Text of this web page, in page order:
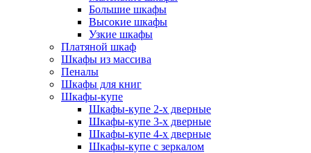
Большие шкафы
Высокие шкафы
Узкие шкафы
Платяной шкаф
Шкафы из массива
Пеналы
Шкафы для книг
Шкафы-купе
Шкафы-купе 2-х дверные
Шкафы-купе 3-х дверные
Шкафы-купе 4-х дверные
Шкафы-купе с зеркалом